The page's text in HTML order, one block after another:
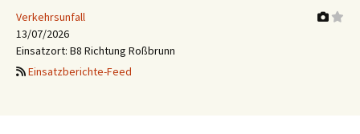
Verkehrsunfall
13/07/2026
Einsatzort: B8 Richtung Roßbrunn
Einsatzberichte-Feed